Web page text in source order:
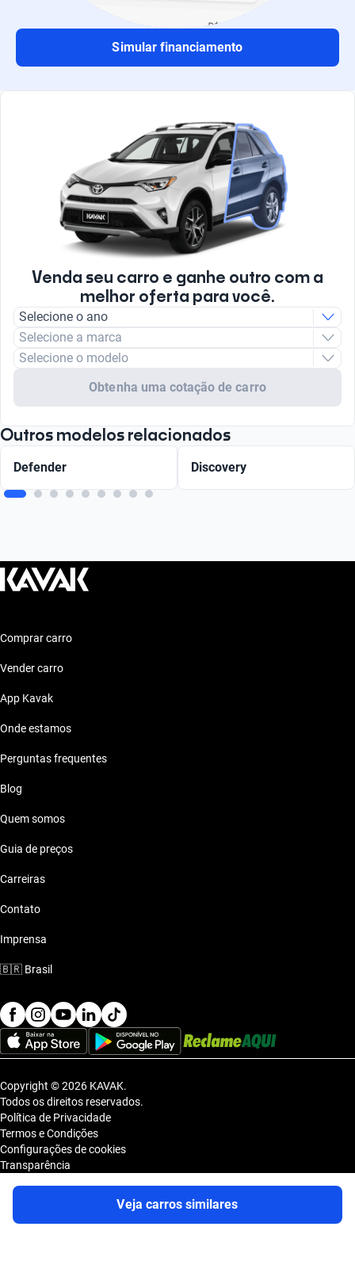
Simular financiamento
Venda seu carro e ganhe outro com a
melhor oferta para você.
Selecione o ano
Selecione a marca
Selecione o modelo
Obtenha uma cotação de carro
Outros modelos relacionados
Defender Discovery
Veja carros similares
Comprar carro
Vender carro
App Kavak
Onde estamos
Perguntas frequentes
Blog
Quem somos
Guia de preços
Carreiras
Contato
Imprensa
🇧🇷 Brasil
Copyright © 2026 KAVAK.
Todos os direitos reservados.
Política de Privacidade
Termos e Condições
Configurações de cookies
Transparência
KAVAK TECNOLOGIA E COMERCIO DE VEICULOS LTDA., inscrita no
CNPJ sob o nº 36.740.390/0001-83, com sede na Estrada dos Alpes, nº